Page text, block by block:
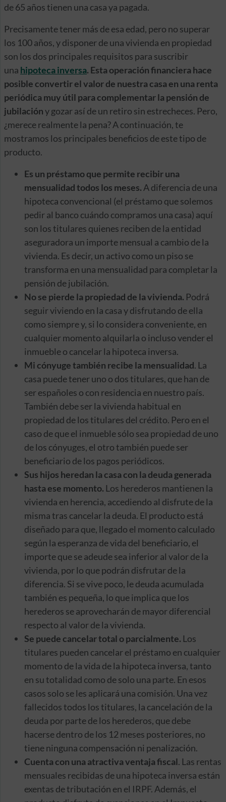
de 65 años tienen una casa ya pagada.
Precisamente tener más de esa edad, pero no superar
los 100 años, y disponer de una vivienda en propiedad
son los dos principales requisitos para suscribir
una hipoteca inversa. Esta operación financiera hace
posible convertir el valor de nuestra casa en una renta
periódica muy útil para complementar la pensión de
jubilacióny gozar así de un retiro sin estrecheces. Pero,
¿merece realmente la pena? A continuación, te
mostramos los principales beneficios de este tipo de
producto.
Es un préstamo que permite recibir una
mensualidad todos los meses. A diferencia de una
hipoteca convencional (el préstamo que solemos
pedir al banco cuándo compramos una casa) aquí
son los titulares quienes reciben de la entidad
aseguradora un importe mensual a cambio de la
vivienda. Es decir, un activo como un piso se
transforma en una mensualidad para completar la
pensión de jubilación.
No se pierde la propiedad de la vivienda. Podrá
seguir viviendo en la casa y disfrutando de ella
como siempre y, si lo considera conveniente, en
cualquier momento alquilarla o incluso vender el
inmueble o cancelar la hipoteca inversa.
Mi cónyuge también recibe la mensualidad. La
casa puede tener uno o dos titulares, que han de
ser españoles o con residencia en nuestro país.
También debe ser la vivienda habitual en
propiedad de los titulares del crédito. Pero en el
caso de que el inmueble sólo sea propiedad de uno
de los cónyuges, el otro también puede ser
beneficiario de los pagos periódicos.
Sus hijos heredan la casa con la deuda generada
hasta ese momento. Los herederos mantienen la
vivienda en herencia, accediendo al disfrute de la
misma tras cancelar la deuda. El producto está
diseñado para que, llegado el momento calculado
según la esperanza de vida del beneficiario, el
importe que se adeude sea inferior al valor de la
vivienda, por lo que podrán disfrutar de la
diferencia. Si se vive poco, le deuda acumulada
también es pequeña, lo que implica que los
herederos se aprovecharán de mayor diferencial
respecto al valor de la vivienda.
Se puede cancelar total o parcialmente. Los
titulares pueden cancelar el préstamo en cualquier
momento de la vida de la hipoteca inversa, tanto
en su totalidad como de solo una parte. En esos
casos solo se les aplicará una comisión. Una vez
fallecidos todos los titulares, la cancelación de la
deuda por parte de los herederos, que debe
hacerse dentro de los 12 meses posteriores, no
tiene ninguna compensación ni penalización.
Cuenta con una atractiva ventaja fiscal. Las rentas
mensuales recibidas de una hipoteca inversa están
exentas de tributación en el IRPF. Además, el